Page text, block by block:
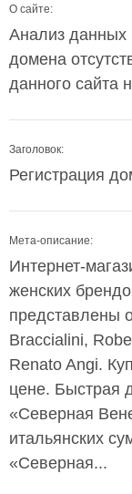
О сайте:
Анализ данных
домена
данного сайта
Заголовок:
Регистрация
Мета-описание:
Интернет-
женских
представлены
Braccialini,
Renato Angi.
цене. Быстрая
«Северная
итальянских
«Северная...